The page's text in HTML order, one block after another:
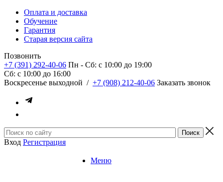
Оплата и доставка
Обучение
Гарантия
Старая версия сайта
Позвонить
+7 (391) 292-40-06 Пн - Сб: c 10:00 до 19:00
Сб: c 10:00 до 16:00
​Воскресенье выходной / +7 (908) 212-40-06 Заказать звонок
Вход Регистрация
Меню